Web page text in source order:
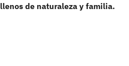
llenos de naturaleza y familia.